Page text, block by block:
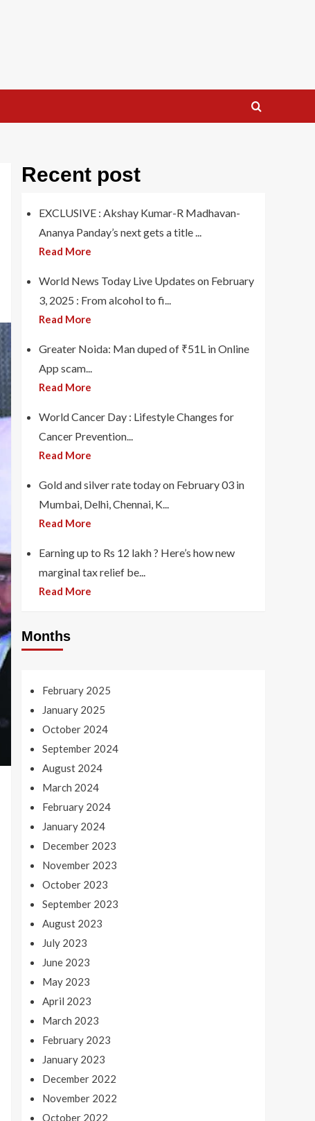
Recent post
EXCLUSIVE : Akshay Kumar-R Madhavan-
Ananya Panday’s next gets a title ...
Read More
World News Today Live Updates on February
3, 2025 : From alcohol to fi...
Read More
Greater Noida: Man duped of ₹51L in Online
App scam...
Read More
World Cancer Day : Lifestyle Changes for
Cancer Prevention...
Read More
Gold and silver rate today on February 03 in
Mumbai, Delhi, Chennai, K...
Read More
Earning up to Rs 12 lakh ? Here’s how new
marginal tax relief be...
Read More
Months
February 2025
January 2025
October 2024
September 2024
August 2024
March 2024
February 2024
January 2024
December 2023
November 2023
October 2023
September 2023
August 2023
July 2023
June 2023
May 2023
April 2023
March 2023
February 2023
January 2023
December 2022
November 2022
October 2022